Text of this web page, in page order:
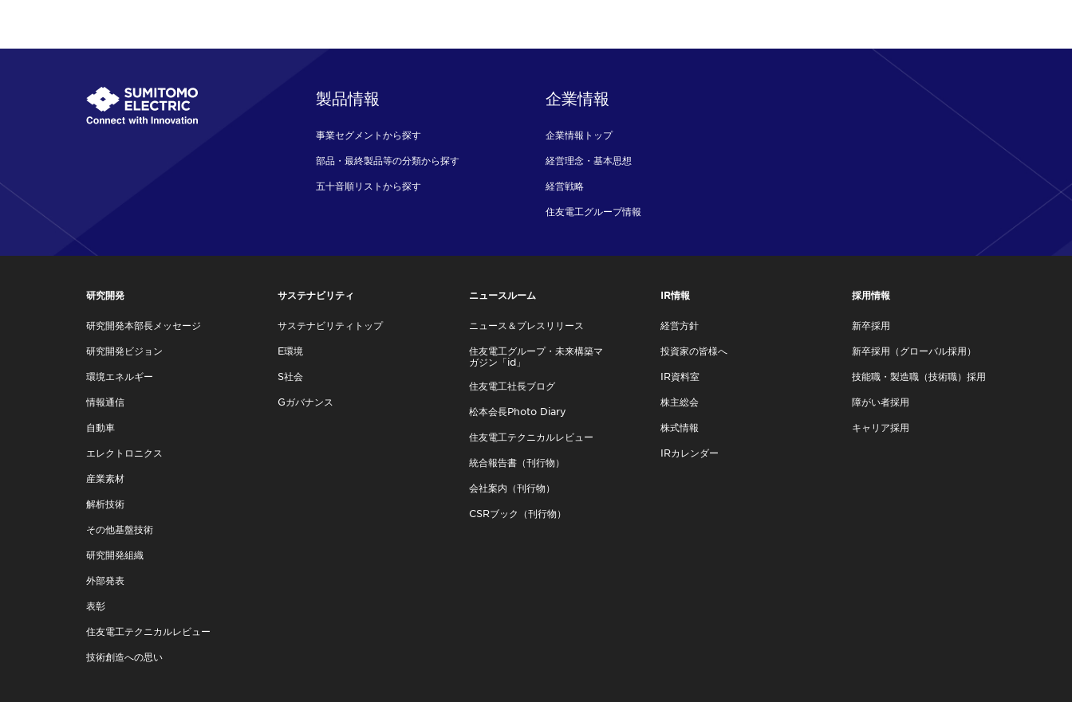
製品情報
事業セグメントから探す
部品・最終製品等の分類から探す
五十音順リストから探す
企業情報
企業情報トップ
経営理念・基本思想
経営戦略
住友電工グループ情報
研究開発
研究開発本部長メッセージ
研究開発ビジョン
環境エネルギー
情報通信
自動車
エレクトロニクス
産業素材
解析技術
その他基盤技術
研究開発組織
外部発表
表彰
住友電工テクニカルレビュー
技術創造への思い
サステナビリティ
サステナビリティトップ
E環境
S社会
Gガバナンス
ニュースルーム
ニュース＆プレスリリース
住友電工グループ・未来構築マ
ガジン「id」
住友電工社長ブログ
松本会長Photo Diary
住友電工テクニカルレビュー
統合報告書（刊行物）
会社案内（刊行物）
CSRブック（刊行物）
IR情報
経営方針
投資家の皆様へ
IR資料室
株主総会
株式情報
IRカレンダー
採用情報
新卒採用
新卒採用（グローバル採用）
技能職・製造職（技術職）採用
障がい者採用
キャリア採用